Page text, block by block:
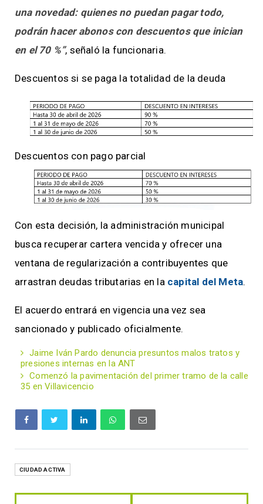
una novedad: quienes no puedan pagar todo,
podrán hacer abonos con descuentos que inician
en el 70 %”, señaló la funcionaria.
Descuentos si se paga la totalidad de la deuda
Descuentos con pago parcial
Con esta decisión, la administración municipal
busca recuperar cartera vencida y ofrecer una
ventana de regularización a contribuyentes que
arrastran deudas tributarias en la capital del Meta.
El acuerdo entrará en vigencia una vez sea
sancionado y publicado oficialmente.
Jaime Iván Pardo denuncia presuntos malos tratos y
presiones internas en la ANT
Comenzó la pavimentación del primer tramo de la calle
35 en Villavicencio
CIUDAD ACTIVA